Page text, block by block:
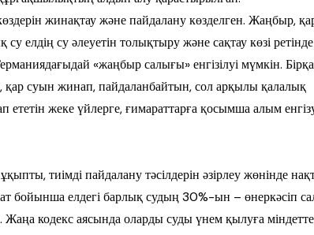
жинақтау және пайдалану көз­делген. Жаңбыр,
елдің су әлеуе­тін толықтыру және сақтау көзі ре­тінде
«жаңбыр са­лығы» енгізілуі мүмкін.
суын жинап, пайдаланбайтын, сол арқылы қалалық
ететін жеке үй­лерге, ғимараттарға қосымша алым
тиімді пай­далану тәсілдерін әзірлеу жөнінде
бойынша елдегі барлық судың 30%-ын – өнеркәсіп
ко­декс аясында оларды суды үнем қылуға